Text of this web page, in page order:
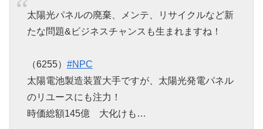
太陽光パネルの廃棄、メンテ、リサイクルなど新
たな問題&ビジネスチャンスも生まれますね！
（6255） #NPC
太陽電池製造装置大手ですが、太陽光発電パネル
のリユースにも注力！
時価総額145億 大化けも…